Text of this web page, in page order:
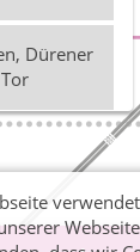
Dürener
Tor
Kaiserplatz
Dürener